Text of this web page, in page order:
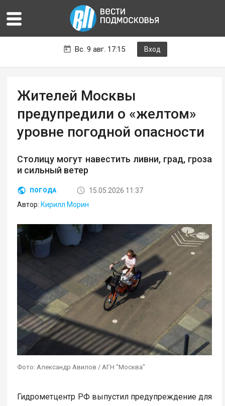
Вс. 9 авг. 17:15 Вход
Жителей Москвы
предупредили о «желтом»
уровне погодной опасности
Столицу могут навестить ливни, град, гроза
и сильный ветер
ПОГОДА
15.05.2026 11:37
Автор: Кирилл Морин
Фото: Александр Авилов / АГН "Москва"
Гидрометцентр РФ выпустил предупреждение для